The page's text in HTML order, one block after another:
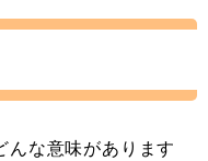
んな意味があります